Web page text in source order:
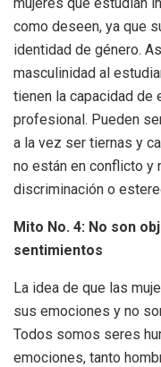
como deseen, ya que
identidad de género.
masculinidad al
tienen la capacidad de
profesional. Pueden
a la vez ser tiernas y
no están en conflicto y
discriminación o
Mito No. 4: No son
sentimientos
La idea de que las
sus emociones y no
Todos somos seres
emociones, tanto